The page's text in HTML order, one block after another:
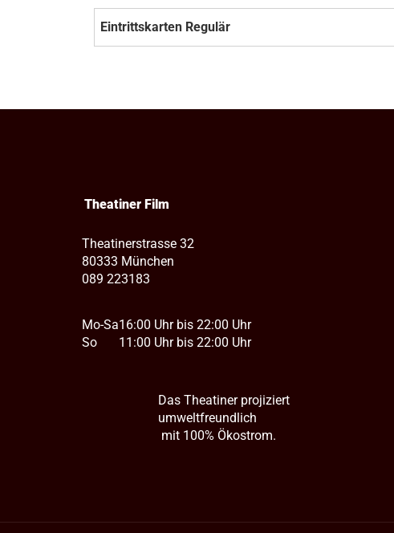
Eintrittskarten Regulär
Theatiner Film
Theatinerstrasse 32
80333 München
089 223183
Mo-Sa
So
16:00 Uhr bis 22:00 Uhr
11:00 Uhr bis 22:00 Uhr
Das Theatiner projiziert
umweltfreundlich
mit 100% Ökostrom.